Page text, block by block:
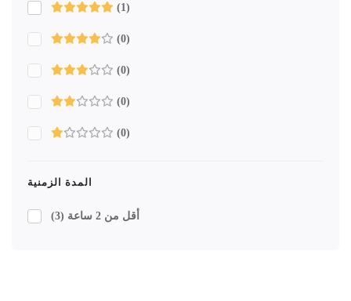
(1)
(0)
(0)
(0)
(0)
المدة الزمنية
أقل من 2 ساعة (3)